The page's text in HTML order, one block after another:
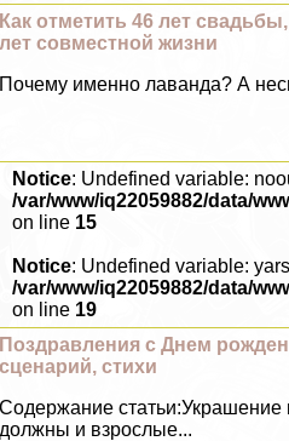
Как отметить 46 лет
лет совместной жизни
Почему именно лаванда? А
Notice: Undefined variable:
/var/www/iq22059882/data/
on line 15
Notice: Undefined variable:
/var/www/iq22059882/data/
on line 19
Поздравления с Днем
сценарий, стихи
Содержание статьи:Украшение
должны и взрослые...